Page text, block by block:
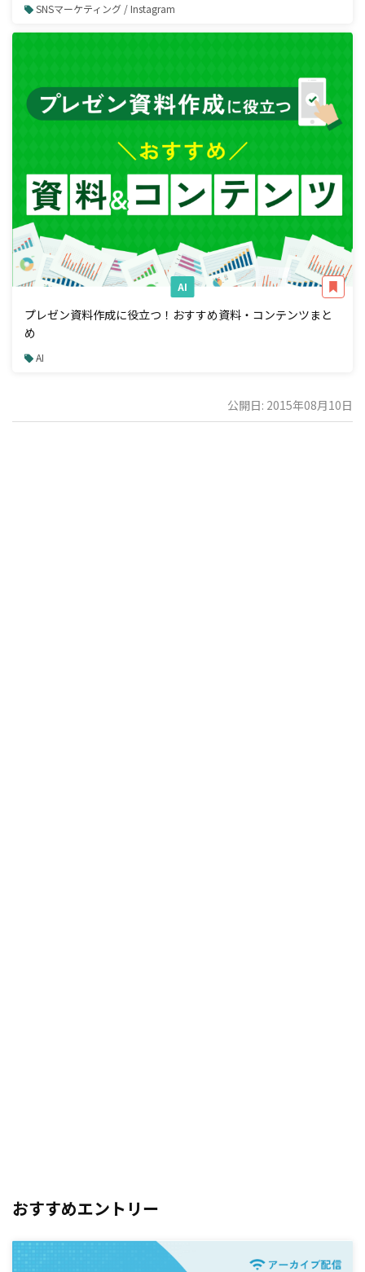
SNSマーケティング / Instagram
AI
プレゼン資料作成に役立つ！おすすめ資料・コンテンツまと
め
AI
公開日: 2015年08月10日
おすすめエントリー